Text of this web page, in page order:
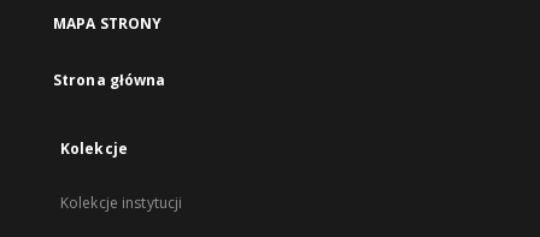
MAPA STRONY
Strona główna
Kolekcje
Kolekcje instytucji